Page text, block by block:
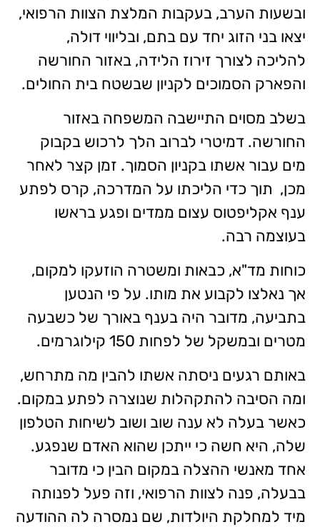
ובשעות הערב, בעקבות המלצת הצוות הרפואי,
יצאו בני הזוג יחד עם בתם, ובליווי דולה,
להליכה לצורך זירוז הלידה, באזור החורשה
והפארק הסמוכים לקניון שבשטח בית החולים.
בשלב מסוים התיישבה המשפחה באזור
החורשה. דמיטרי לברוב הלך לרכוש בקבוק
מים עבור אשתו בקניון הסמוך. זמן קצר לאחר
מכן, תוך כדי הליכתו על המדרכה, קרס לפתע
ענף אקליפטוס עצום ממדים ופגע בראשו
בעוצמה רבה.
כוחות מד"א, כבאות ומשטרה הוזעקו למקום,
אך נאלצו לקבוע את מותו. על פי הנטען
בתביעה, מדובר היה בענף באורך של כשבעה
מטרים ובמשקל של לפחות 150 קילוגרמים.
באותם רגעים ניסתה אשתו להבין מה מתרחש,
ומה הסיבה להתקהלות שנוצרה לפתע במקום.
כאשר בעלה לא ענה שוב ושוב לשיחות הטלפון
שלה, היא חשה כי ייתכן שהוא האדם שנפגע.
אחד מאנשי ההצלה במקום הבין כי מדובר
בבעלה, פנה לצוות הרפואי, וזה פעל לפנותה
מיד למחלקת היולדות, שם נמסרה לה ההודעה